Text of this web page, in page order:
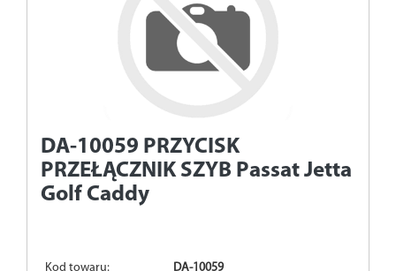
DA-10059 PRZYCISK
PRZEŁĄCZNIK SZYB Passat Jetta
Golf Caddy
Kod towaru: DA-10059